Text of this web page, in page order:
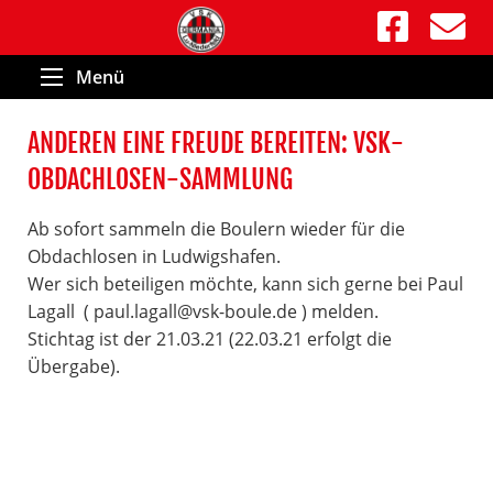
Menü
ANDEREN EINE FREUDE BEREITEN: VSK-
OBDACHLOSEN-SAMMLUNG
Ab sofort sammeln die Boulern wieder für die
Obdachlosen in Ludwigshafen.
Wer sich beteiligen möchte, kann sich gerne bei Paul
Lagall ( paul.lagall@vsk-boule.de ) melden.
Stichtag ist der 21.03.21 (22.03.21 erfolgt die
Übergabe).